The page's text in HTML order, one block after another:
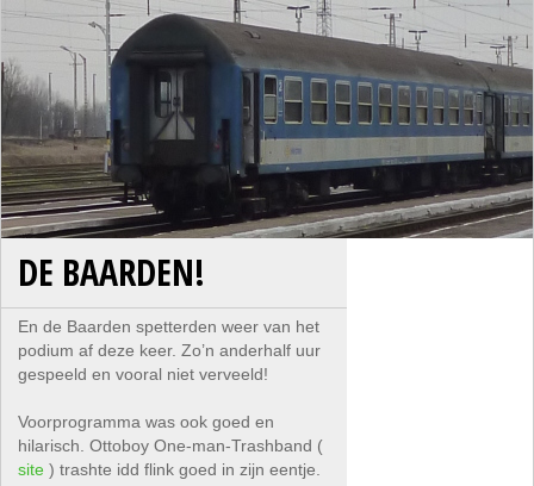
DE BAARDEN!
En de Baarden spetterden weer van het
podium af deze keer. Zo’n anderhalf uur
gespeeld en vooral niet verveeld!
Voorprogramma was ook goed en
hilarisch. Ottoboy One-man-Trashband (
site ) trashte idd flink goed in zijn eentje.